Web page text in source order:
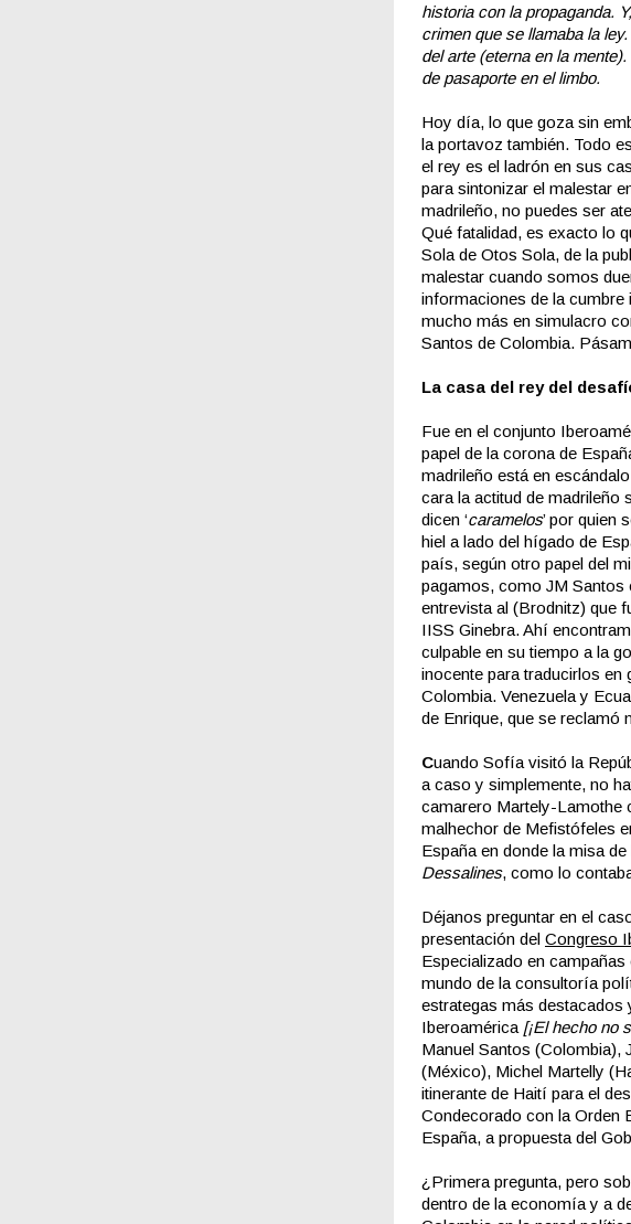
historia con la propaganda.
crimen que se llamaba la
del arte (eterna en la
de pasaporte en el limbo.
Hoy día, lo que goza sin
la portavoz también. Todo
el rey es el ladrón en sus
para sintonizar el malestar
madrileño, no puedes ser
Qué fatalidad, es exacto lo
Sola de Otos Sola, de la
malestar cuando somos
informaciones de la
mucho más en simulacro
Santos de Colombia.
La casa del rey del
Fue en el conjunto
papel de la corona de
madrileño está en
cara la actitud de madrileño
dicen ‘caramelos’ por quien
hiel a lado del hígado de
país, según otro papel del
pagamos, como JM Santos
entrevista al (Brodnitz) que
IISS Ginebra. Ahí
culpable en su tiempo a la
inocente para traducirlos en
Colombia. Venezuela y
de Enrique, que se reclamó
Cuando Sofía visitó la
a caso y simplemente, no
camarero Martely-Lamothe
malhechor de Mefistófeles
España en donde la misa
Dessalines, como lo
Déjanos preguntar en el
presentación del Congreso
Especializado en
mundo de la consultoría
estrategas más destacados
Iberoamérica [¡El hecho no
Manuel Santos (Colombia),
(México), Michel Martelly
itinerante de Haití para el
Condecorado con la Orden
España, a propuesta del
¿Primera pregunta, pero
dentro de la economía y a